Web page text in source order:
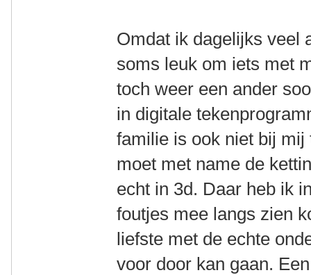
Omdat ik dagelijks veel
soms leuk om iets met
toch weer een ander
in digitale
familie is ook niet bij
moet met name de
echt in 3d. Daar heb ik
foutjes mee langs zien
liefste met de echte
voor door kan gaan.